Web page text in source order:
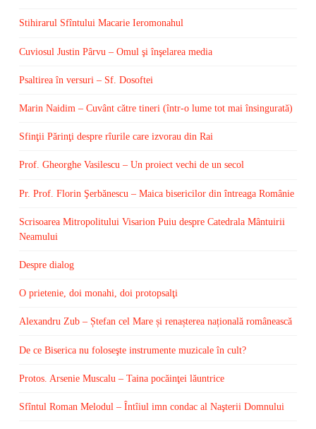
Stihirarul Sfîntului Macarie Ieromonahul
Cuviosul Justin Pârvu – Omul şi înşelarea media
Psaltirea în versuri – Sf. Dosoftei
Marin Naidim – Cuvânt către tineri (într-o lume tot mai însingurată)
Sfinţii Părinţi despre rîurile care izvorau din Rai
Prof. Gheorghe Vasilescu – Un proiect vechi de un secol
Pr. Prof. Florin Şerbănescu – Maica bisericilor din întreaga Românie
Scrisoarea Mitropolitului Visarion Puiu despre Catedrala Mântuirii
Neamului
Despre dialog
O prietenie, doi monahi, doi protopsalţi
Alexandru Zub – Ștefan cel Mare și renașterea națională românească
De ce Biserica nu foloseşte instrumente muzicale în cult?
Protos. Arsenie Muscalu – Taina pocăinţei lăuntrice
Sfîntul Roman Melodul – Întîiul imn condac al Naşterii Domnului